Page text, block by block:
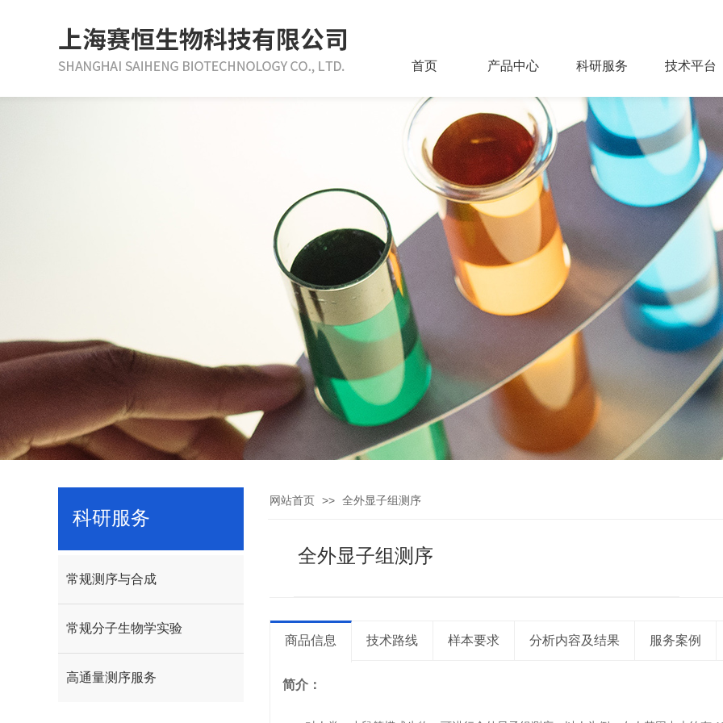
首页 产品中心 科研服务 技术平台
科研服务
网站首页 >> 全外显子组测序
全外显子组测序
商品信息 技术路线 样本要求 分析内容及结果 服务案例
简介：
常规测序与合成
常规分子生物学实验
高通量测序服务